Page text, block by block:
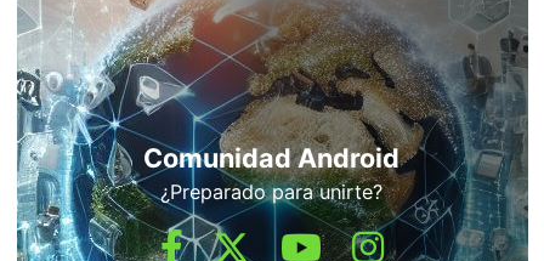
Comunidad Android
¿Preparado para unirte?